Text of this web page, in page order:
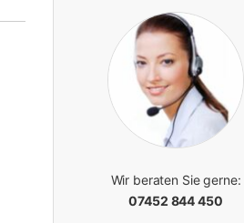
Wir beraten Sie gerne:
07452 844 450